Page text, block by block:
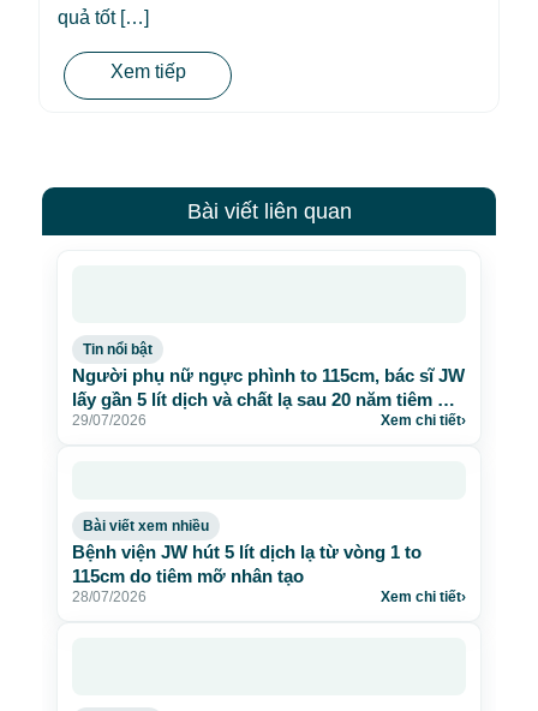
quả tốt […]
Xem tiếp
Bài viết liên quan
Tin nổi bật
Người phụ nữ ngực phình to 115cm, bác sĩ JW
lấy gần 5 lít dịch và chất lạ sau 20 năm tiêm mỡ
nhân tạo
29/07/2026 Xem chi tiết›
Bài viết xem nhiều
Bệnh viện JW hút 5 lít dịch lạ từ vòng 1 to
115cm do tiêm mỡ nhân tạo
28/07/2026 Xem chi tiết›